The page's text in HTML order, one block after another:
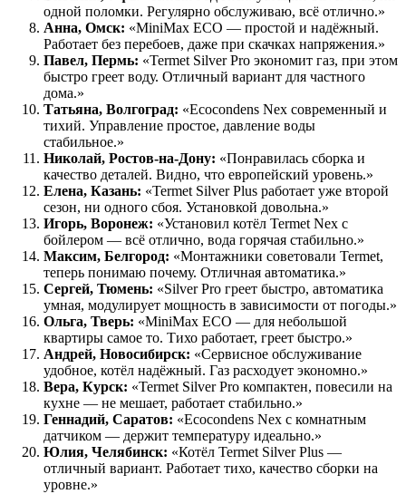
одной поломки. Регулярно обслуживаю, всё отлично.»
Анна, Омск: «MiniMax ECO — простой и надёжный.
Работает без перебоев, даже при скачках напряжения.»
Павел, Пермь: «Termet Silver Pro экономит газ, при этом
быстро греет воду. Отличный вариант для частного
дома.»
Татьяна, Волгоград: «Ecocondens Nex современный и
тихий. Управление простое, давление воды
стабильное.»
Николай, Ростов-на-Дону: «Понравилась сборка и
качество деталей. Видно, что европейский уровень.»
Елена, Казань: «Termet Silver Plus работает уже второй
сезон, ни одного сбоя. Установкой довольна.»
Игорь, Воронеж: «Установил котёл Termet Nex с
бойлером — всё отлично, вода горячая стабильно.»
Максим, Белгород: «Монтажники советовали Termet,
теперь понимаю почему. Отличная автоматика.»
Сергей, Тюмень: «Silver Pro греет быстро, автоматика
умная, модулирует мощность в зависимости от погоды.»
Ольга, Тверь: «MiniMax ECO — для небольшой
квартиры самое то. Тихо работает, греет быстро.»
Андрей, Новосибирск: «Сервисное обслуживание
удобное, котёл надёжный. Газ расходует экономно.»
Вера, Курск: «Termet Silver Pro компактен, повесили на
кухне — не мешает, работает стабильно.»
Геннадий, Саратов: «Ecocondens Nex с комнатным
датчиком — держит температуру идеально.»
Юлия, Челябинск: «Котёл Termet Silver Plus —
отличный вариант. Работает тихо, качество сборки на
уровне.»